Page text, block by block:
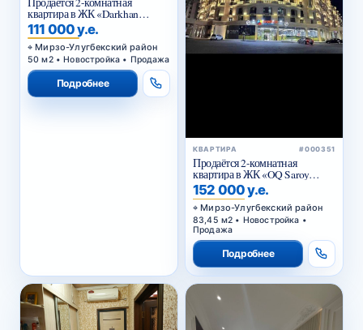
квартира в ЖК «Darkhan
Avenue»
111 000 у.е.
Мирзо-Улугбекский район
50 м2 • Новостройка • Продажа
Подробнее
КВАРТИРА #000351
Продаётся 2-комнатная
квартира в ЖК «OQ Saroy
Deluxe»
152 000 у.е.
Мирзо-Улугбекский район
83,45 м2 • Новостройка •
Продажа
Подробнее